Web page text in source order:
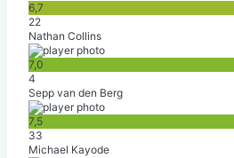
6,7
22
Nathan Collins
7,0
4
Sepp van den Berg
7,5
33
Michael Kayode